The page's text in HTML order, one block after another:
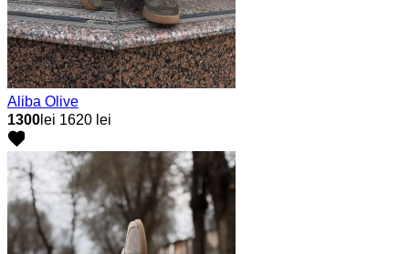
Aliba Olive
1300 lei 1620 lei